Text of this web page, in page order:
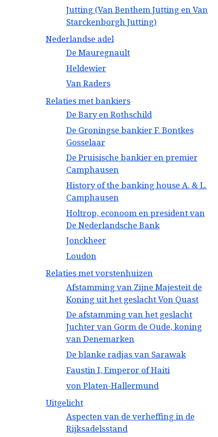
Jutting (Van Benthem Jutting en Van
Starckenborgh Jutting)
Nederlandse adel
De Mauregnault
Heldewier
Van Raders
Relaties met bankiers
De Bary en Rothschild
De Groningse bankier F. Bontkes
Gosselaar
De Pruisische bankier en premier
Camphausen
History of the banking house A. & L.
Camphausen
Holtrop, econoom en president van
De Nederlandsche Bank
Jonckheer
Loudon
Relaties met vorstenhuizen
Afstamming van Zijne Majesteit de
Koning uit het geslacht Von Quast
De afstamming van het geslacht
Juchter van Gorm de Oude, koning
van Denemarken
De blanke radjas van Sarawak
Faustin I, Emperor of Haiti
von Platen-Hallermund
Uitgelicht
Aspecten van de verheffing in de
Rijksadelsstand